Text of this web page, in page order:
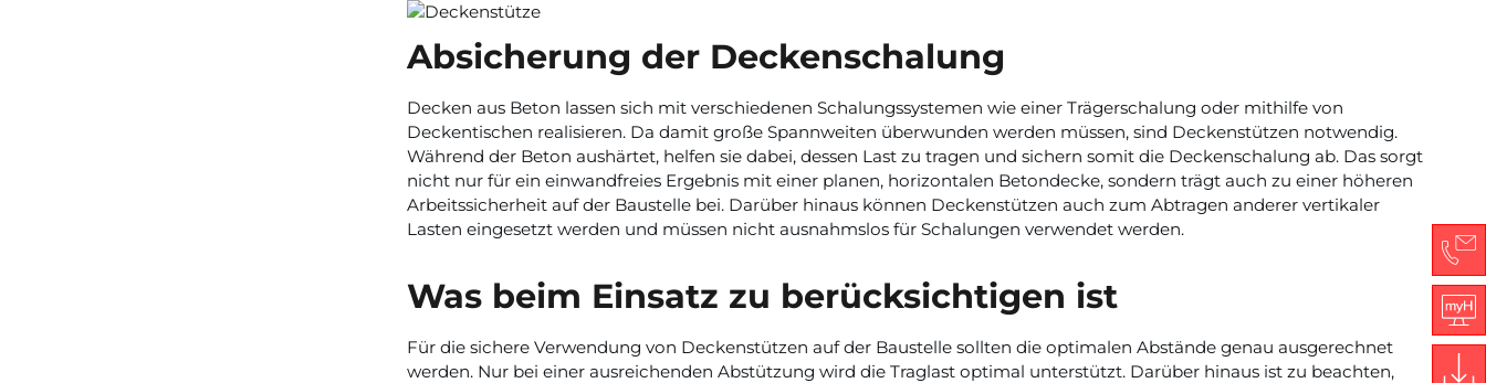
Absicherung der Deckenschalung
Decken aus Beton lassen sich mit verschiedenen Schalungssystemen wie einer Trägerschalung oder mithilfe von
Deckentischen realisieren. Da damit große Spannweiten überwunden werden müssen, sind Deckenstützen notwendig.
Während der Beton aushärtet, helfen sie dabei, dessen Last zu tragen und sichern somit die Deckenschalung ab. Das sorgt
nicht nur für ein einwandfreies Ergebnis mit einer planen, horizontalen Betondecke, sondern trägt auch zu einer höheren
Arbeitssicherheit auf der Baustelle bei. Darüber hinaus können Deckenstützen auch zum Abtragen anderer vertikaler
Lasten eingesetzt werden und müssen nicht ausnahmslos für Schalungen verwendet werden.
Was beim Einsatz zu berücksichtigen ist
Für die sichere Verwendung von Deckenstützen auf der Baustelle sollten die optimalen Abstände genau ausgerechnet
werden. Nur bei einer ausreichenden Abstützung wird die Traglast optimal unterstützt. Darüber hinaus ist zu beachten,